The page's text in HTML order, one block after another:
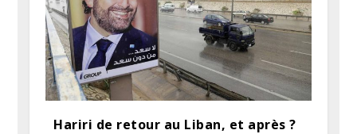
Hariri de retour au Liban, et après ?